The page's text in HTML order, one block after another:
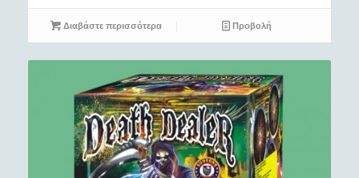
Διαβάστε περισσότερα Προβολή